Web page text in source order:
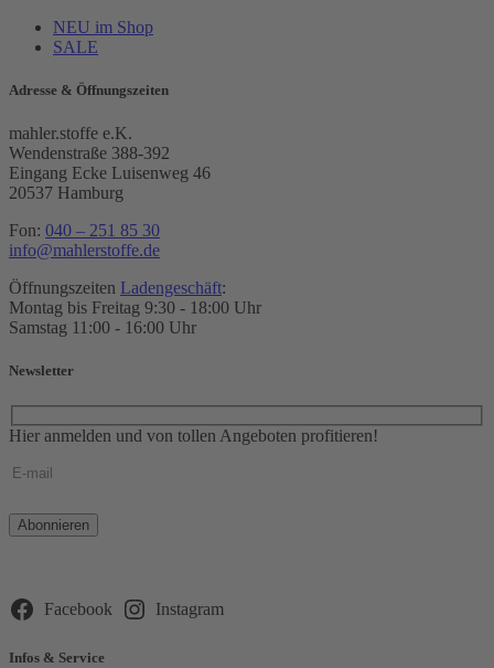
NEU im Shop
SALE
Adresse & Öffnungszeiten
mahler.stoffe e.K.
Wendenstraße 388-392
Eingang Ecke Luisenweg 46
20537 Hamburg
Fon: 040 – 251 85 30
info@mahlerstoffe.de
Öffnungszeiten Ladengeschäft:
Montag bis Freitag 9:30 - 18:00 Uhr
Samstag 11:00 - 16:00 Uhr
Newsletter
Hier anmelden und von tollen Angeboten profitieren!
Bitte
lasse
leer.
Facebook Instagram
Infos & Service